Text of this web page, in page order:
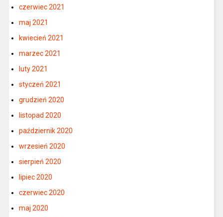
czerwiec 2021
maj 2021
kwiecień 2021
marzec 2021
luty 2021
styczeń 2021
grudzień 2020
listopad 2020
październik 2020
wrzesień 2020
sierpień 2020
lipiec 2020
czerwiec 2020
maj 2020